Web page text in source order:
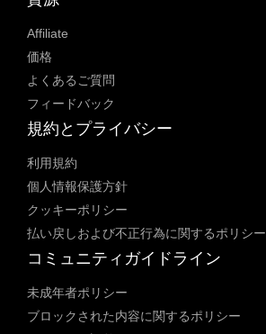
Affiliate
価格
よくあるご質問
フィードバック
規約とプライバシー
利用規約
個人情報保護方針
クッキーポリシー
払い戻しおよび不正行為に関するポリシー
コミュニティガイドライン
未成年者ポリシー
ブロックされた内容に関するポリシー